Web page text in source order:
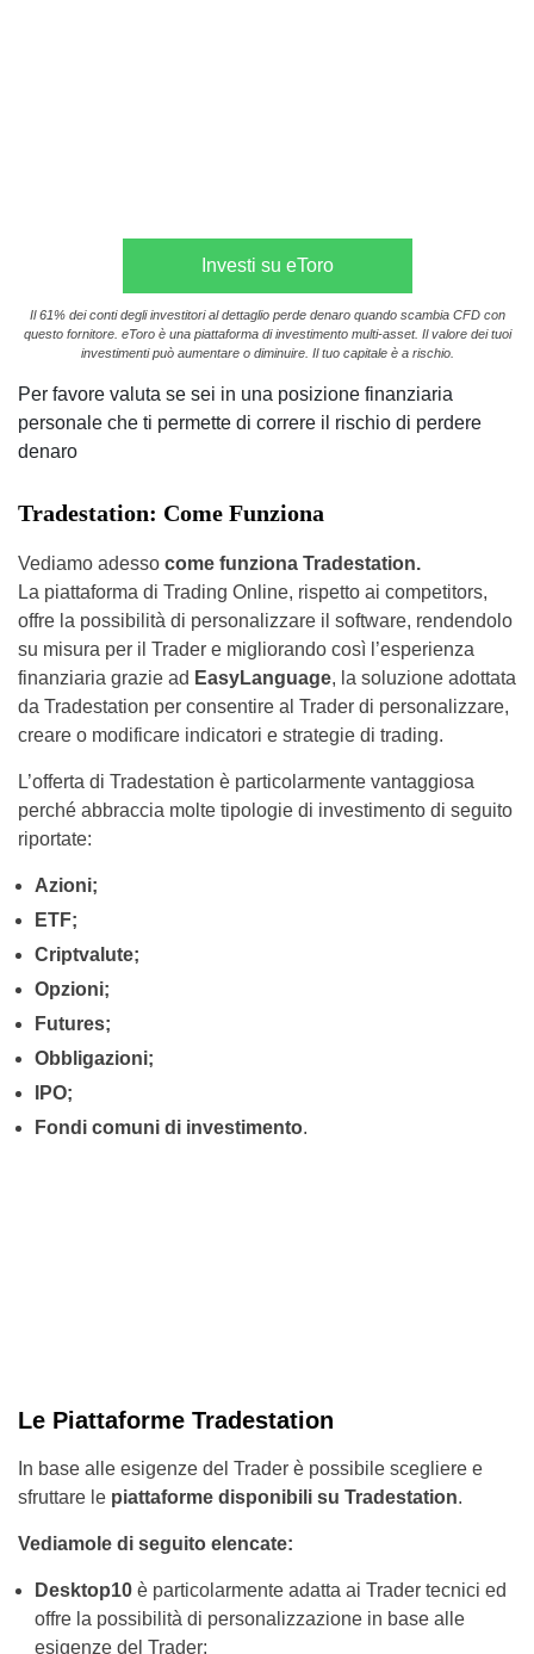
Investi su eToro
Il 61% dei conti degli investitori al dettaglio perde denaro quando scambia CFD con
questo fornitore. eToro è una piattaforma di investimento multi-asset. Il valore dei tuoi
investimenti può aumentare o diminuire. Il tuo capitale è a rischio.
Per favore valuta se sei in una posizione finanziaria
personale che ti permette di correre il rischio di perdere
denaro
Tradestation: Come Funziona
Vediamo adesso come funziona Tradestation.
La piattaforma di Trading Online, rispetto ai competitors,
offre la possibilità di personalizzare il software, rendendolo
su misura per il Trader e migliorando così l’esperienza
finanziaria grazie ad EasyLanguage, la soluzione adottata
da Tradestation per consentire al Trader di personalizzare,
creare o modificare indicatori e strategie di trading.
L’offerta di Tradestation è particolarmente vantaggiosa
perché abbraccia molte tipologie di investimento di seguito
riportate:
Azioni;
ETF;
Criptvalute;
Opzioni;
Futures;
Obbligazioni;
IPO;
Fondi comuni di investimento.
Le Piattaforme Tradestation
In base alle esigenze del Trader è possibile scegliere e
sfruttare le piattaforme disponibili su Tradestation.
Vediamole di seguito elencate:
Desktop10 è particolarmente adatta ai Trader tecnici ed
offre la possibilità di personalizzazione in base alle
esigenze del Trader;